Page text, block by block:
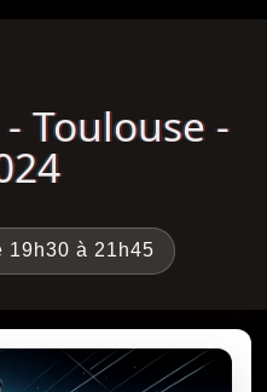
Toulouse -
19h30 à 21h45